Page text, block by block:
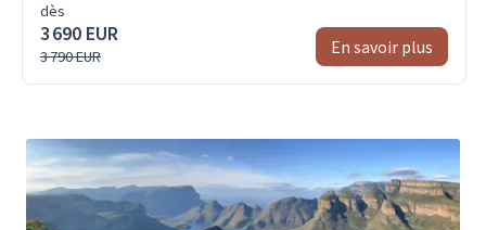
dès
3 690 EUR
3 790 EUR En savoir plus